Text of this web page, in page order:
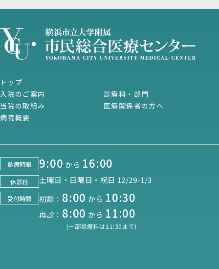
トップ
入院のご案内
診療科・部門
当院の取組み
医療関係者の方へ
病院概要
診療時間 9:00 から 16:00
休診日 土曜日・日曜日・祝日 12/29-1/3
受付時間 初診： 8:00 から 10:30
再診： 8:00 から 11:00
(一部診療科は11:30まで)